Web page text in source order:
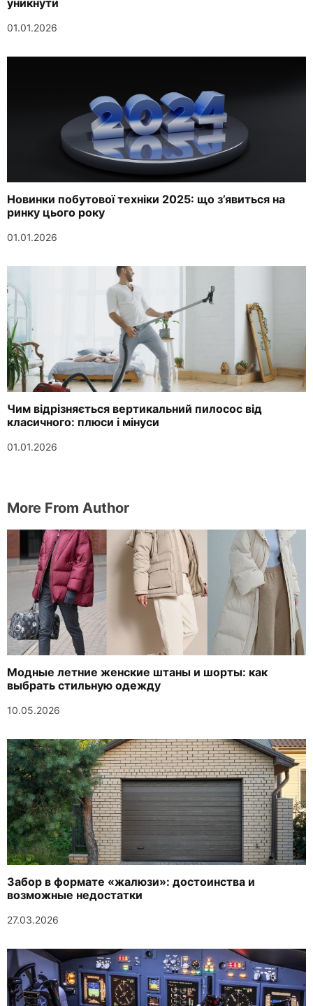
01.01.2026
Новинки побутової техніки 2025: що з’явиться на
ринку цього року
01.01.2026
Чим відрізняється вертикальний пилосос від
класичного: плюси і мінуси
01.01.2026
More From Author
Модные летние женские штаны и шорты: как
выбрать стильную одежду
10.05.2026
Забор в формате «жалюзи»: достоинства и
возможные недостатки
27.03.2026